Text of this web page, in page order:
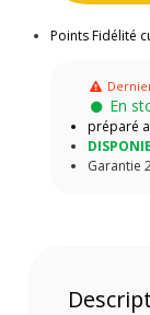
Points Fidélité
En
préparé
Garantie